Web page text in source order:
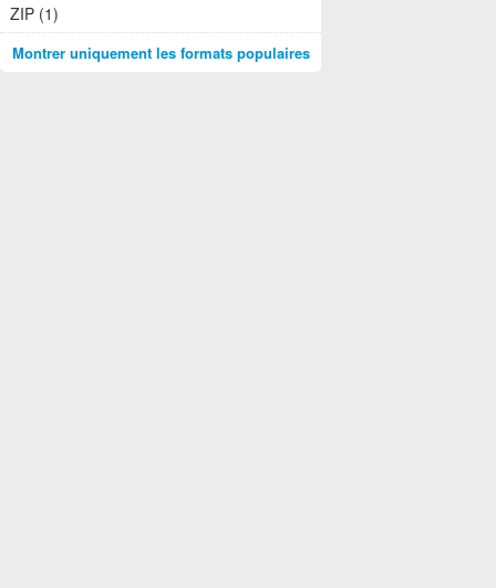
ZIP (1)
Montrer uniquement les formats populaires